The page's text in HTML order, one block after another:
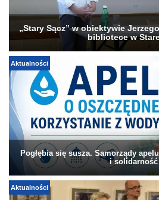
„Stary Sącz” w obiektywie
bibliotece w
Aktualności
Pogłębia się susza. Samorządy
i solidarność
Aktualności